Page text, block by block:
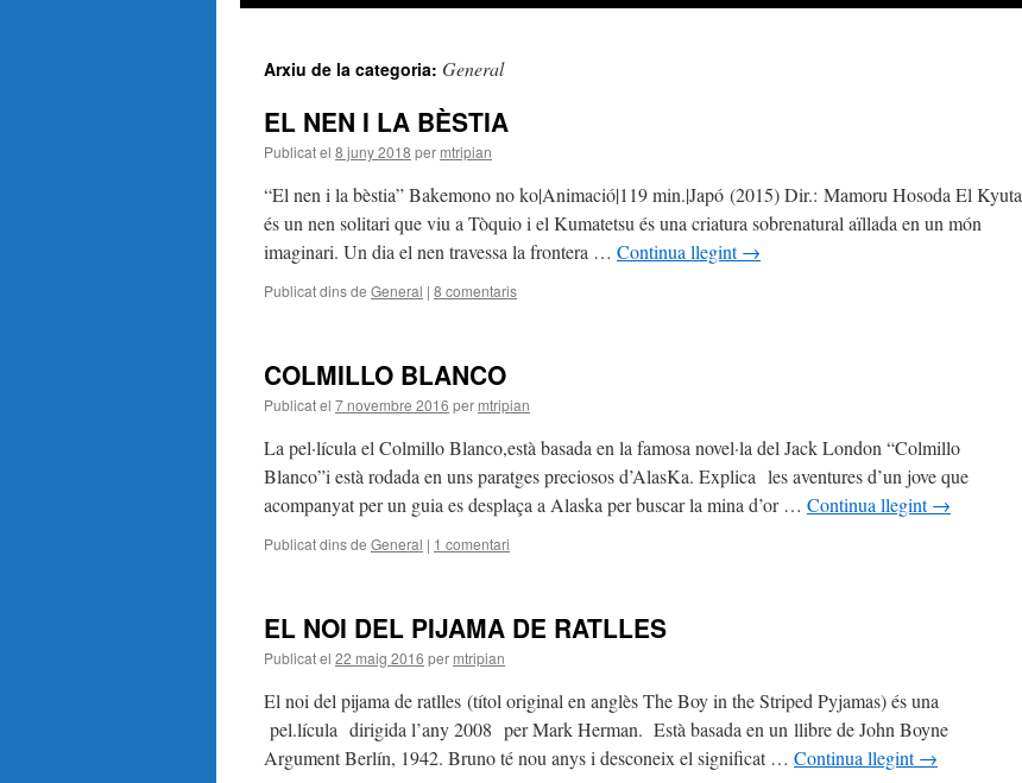
contingut
Arxiu de la categoria: General
EL NEN I LA BÈSTIA
Publicat el 8 juny 2018 per mtripian
“El nen i la bèstia” Bakemono no ko|Animació|119 min.|Japó (2015) Dir.: Mamoru Hosoda El Kyuta
és un nen solitari que viu a Tòquio i el Kumatetsu és una criatura sobrenatural aïllada en un món
imaginari. Un dia el nen travessa la frontera … Continua llegint→
Publicat dins de General | 8 comentaris
COLMILLO BLANCO
Publicat el 7 novembre 2016 per mtripian
La pel·lícula el Colmillo Blanco,està basada en la famosa novel·la del Jack London “Colmillo
Blanco”i està rodada en uns paratges preciosos d’AlasKa. Explica les aventures d’un jove que
acompanyat per un guia es desplaça a Alaska per buscar la mina d’or … Continua llegint→
Publicat dins de General | 1 comentari
EL NOI DEL PIJAMA DE RATLLES
Publicat el 22 maig 2016 per mtripian
El noi del pijama de ratlles (títol original en anglès The Boy in the Striped Pyjamas) és una
pel.lícula dirigida l’any 2008 per Mark Herman. Està basada en un llibre de John Boyne
Argument Berlín, 1942. Bruno té nou anys i desconeix el significat … Continua llegint→